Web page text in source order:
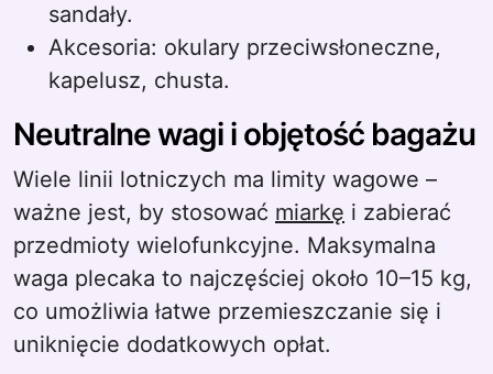
sandały.
Akcesoria: okulary przeciwsłoneczne,
kapelusz, chusta.
Neutralne wagi i objętość bagażu
Wiele linii lotniczych ma limity wagowe –
ważne jest, by stosować miarkę i zabierać
przedmioty wielofunkcyjne. Maksymalna
waga plecaka to najczęściej około 10–15 kg,
co umożliwia łatwe przemieszczanie się i
uniknięcie dodatkowych opłat.